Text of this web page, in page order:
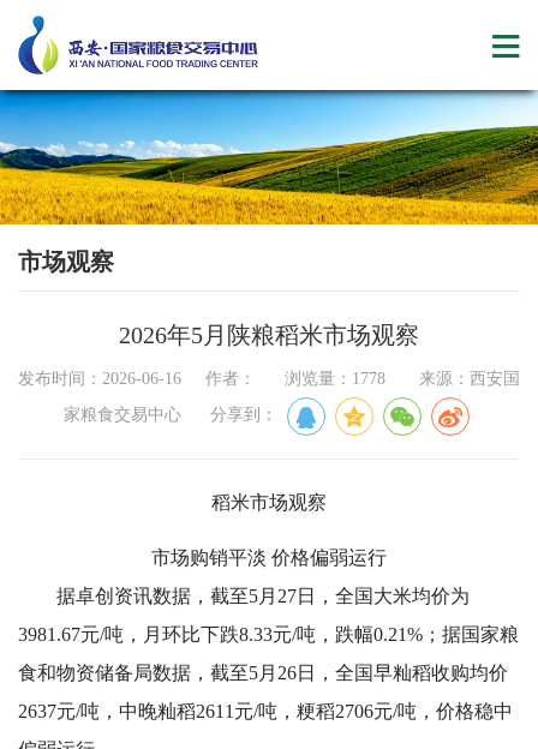
市场观察
2026年5月陕粮稻米市场观察
发布时间：2026-06-16 作者： 浏览量：1778 来源：西安国
家粮食交易中心 分享到：
稻米市场观察
市场购销平淡 价格偏弱运行
据卓创资讯数据，截至5月27日，全国大米均价为
3981.67元/吨，月环比下跌8.33元/吨，跌幅0.21%；据国家粮
食和物资储备局数据，截至5月26日，全国早籼稻收购均价
2637元/吨，中晚籼稻2611元/吨，粳稻2706元/吨，价格稳中